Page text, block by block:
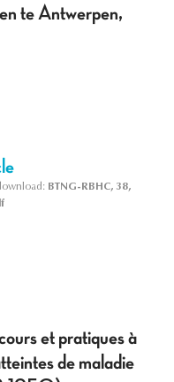
te Antwerpen,
BTNG-RBHC, 38,
et pratiques à
de maladie